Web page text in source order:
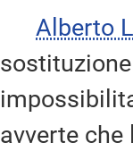
Alberto
avverte